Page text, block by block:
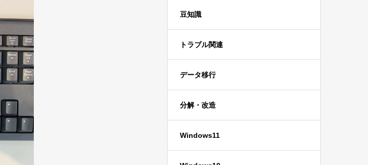
豆知識
トラブル関連
データ移行
分解・改造
Windows11